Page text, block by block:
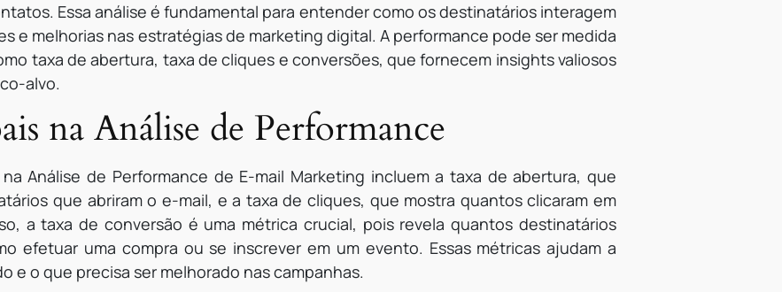
Essa análise é fundamental para entender como os destinatários interagem
e melhorias nas estratégias de marketing digital. A performance pode ser medida
taxa de abertura, taxa de cliques e conversões, que fornecem insights valiosos
alvo.
na Análise de Performance
Análise de Performance de E-mail Marketing incluem a taxa de abertura, que
que abriram o e-mail, e a taxa de cliques, que mostra quantos clicaram em
a taxa de conversão é uma métrica crucial, pois revela quantos destinatários
efetuar uma compra ou se inscrever em um evento. Essas métricas ajudam a
e o que precisa ser melhorado nas campanhas.